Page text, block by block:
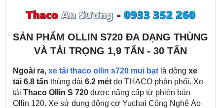
SẢN PHẨM OLLIN S720 ĐA DẠNG THÙNG
VÀ TẢI TRỌNG 1,9 TẤN - 30 TẤN
Ngoài ra, xe tải thaco ollin s720 mui bạt là dòng xe
tải 6.8 tấn thùng dài 6.2 mét do THACO phân phối. Xe
tải Thaco Ollin S 720 được nâng cấp từ phiên bản
Ollin 120. Xe sử dụng động cơ Yuchai Công Nghệ Áo